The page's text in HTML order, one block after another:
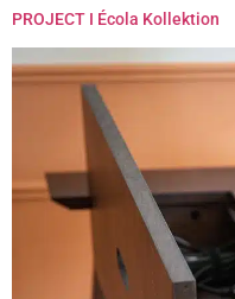
PROJECT I Écola Kollektion